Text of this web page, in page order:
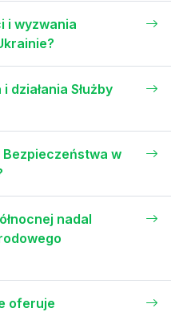
i wyzwania
działania Służby
Bezpieczeństwa w
nadal
oferuje